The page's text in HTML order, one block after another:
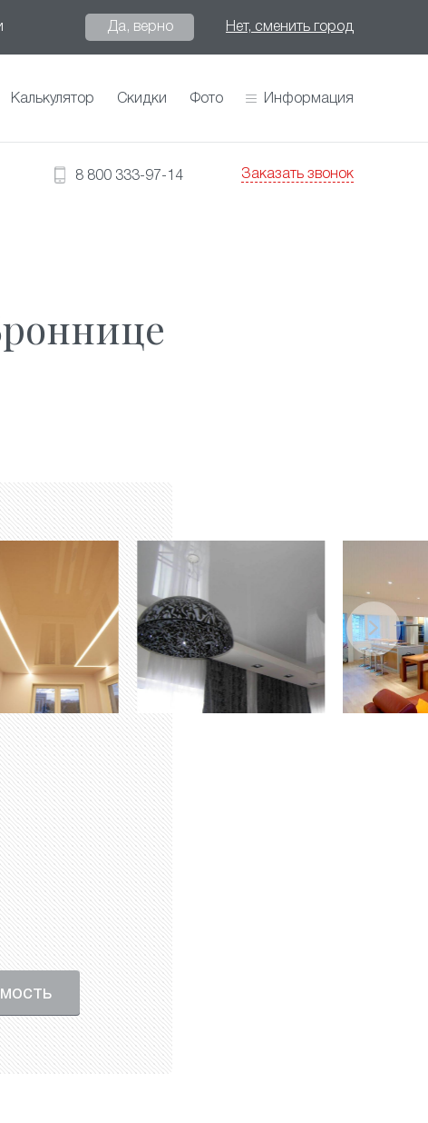
Да, верно Нет, сменить город
Калькулятор Скидки Фото Информация
8 800 333-97-14 Заказать звонок